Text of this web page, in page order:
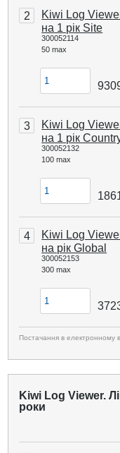
2
Kiwi Log
на 1 рік Site
300052114
50 max
3
Kiwi Log
на 1 рік
300052132
100 max
4
Kiwi Log
на рік Global
300052153
300 max
Постачання в електронному
Kiwi Log Viewer.
роки